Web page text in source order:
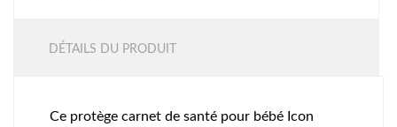
DÉTAILS DU PRODUIT
Ce protège carnet de santé pour bébé Icon